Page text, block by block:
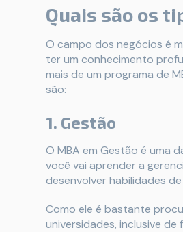
Quais são os
O campo dos negócios é
ter um conhecimento
mais de um programa de
são:
1. Gestão
O MBA em Gestão é uma
você vai aprender a
desenvolver habilidades
Como ele é bastante
universidades, inclusive de